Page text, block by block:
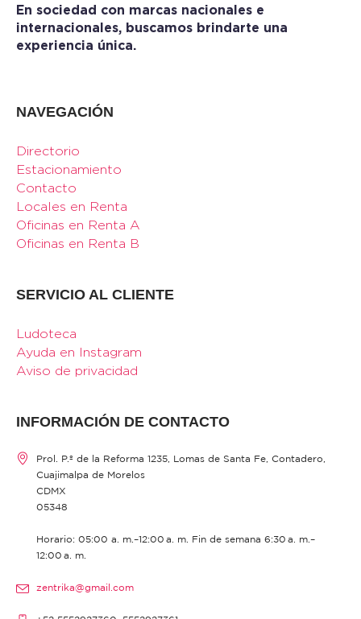
En sociedad con marcas nacionales e
internacionales, buscamos brindarte una
experiencia única.
NAVEGACIÓN
Directorio
Estacionamiento
Contacto
Locales en Renta
Oficinas en Renta A
Oficinas en Renta B
SERVICIO AL CLIENTE
Ludoteca
Ayuda en Instagram
Aviso de privacidad
INFORMACIÓN DE CONTACTO
Prol. P.º de la Reforma 1235, Lomas de Santa Fe, Contadero,
Cuajimalpa de Morelos
CDMX
05348
Horario: 05:00 a. m.–12:00 a. m. Fin de semana 6:30 a. m.–
12:00 a. m.
zentrika@gmail.com